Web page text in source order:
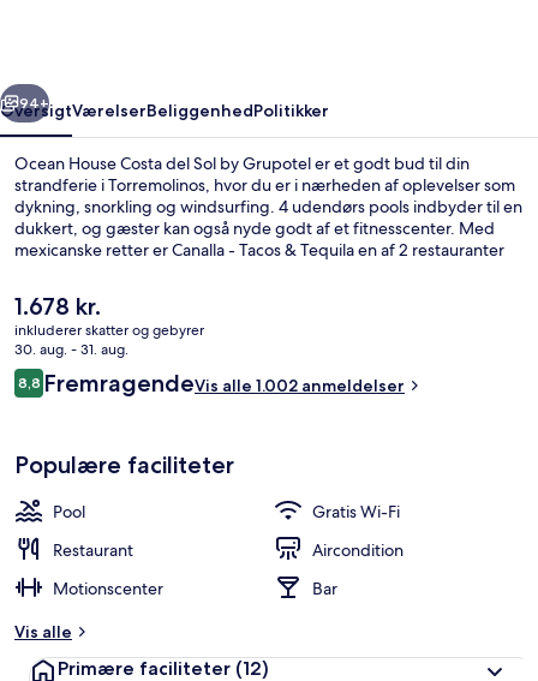
Grupotel
Næste
94+
OversigtVærelserBeliggenhedPolitikker
Ocean House Costa del Sol by Grupotel er et godt bud til din
strandferie i Torremolinos, hvor du er i nærheden af oplevelser som
dykning, snorkling og windsurfing. 4 udendørs pools indbyder til en
dukkert, og gæster kan også nyde godt af et fitnesscenter. Med
mexicanske retter er Canalla - Tacos & Tequila en af 2 restauranter
en børnepool og en snackbar/deli. Rejsende er vilde med stedets
hjælpsomme personale og beliggenhed.
Den
nuværende
pris
er
1.678 kr.
1.678 kr.
inkluderer skatter og gebyrer
30. aug. - 31. aug.
Anmeldelser
8,88,8 ud af 10.
FremragendeVis alle 1.002 anmeldelser
Populære faciliteter
Pool
Gratis Wi-Fi
Restaurant
Aircondition
Motionscenter
Bar
Vis alle
Primære faciliteter (12)